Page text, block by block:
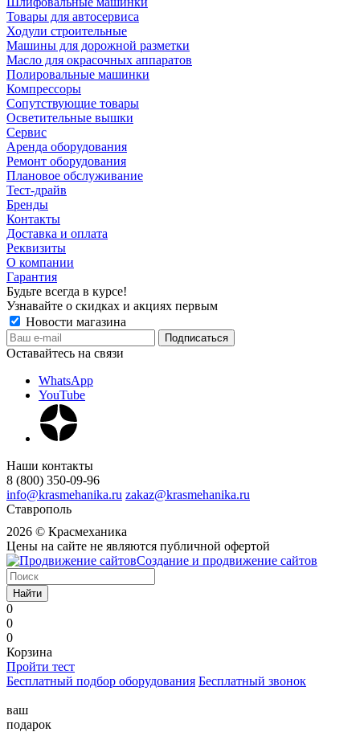
Товары для автосервиса
Ходули строительные
Машины для дорожной разметки
Масло для окрасочных аппаратов
Полировальные машинки
Компрессоры
Сопутствующие товары
Осветительные вышки
Сервис
Аренда оборудования
Ремонт оборудования
Плановое обслуживание
Тест-драйв
Бренды
Контакты
Доставка и оплата
Реквизиты
О компании
Гарантия
Будьте всегда в курсе!
Узнавайте о скидках и акциях первым
Новости магазина
Оставайтесь на связи
WhatsApp
YouTube
Наши контакты
8 (800) 350-09-96
info@krasmehanika.ru zakaz@krasmehanika.ru
Ставрополь
2026 © Красмеханика
Цены на сайте не являются публичной офертой
Создание и продвижение сайтов
Найти
0
0
0
Корзина
Пройти тест
Бесплатный подбор оборудования Бесплатный звонок
ваш
подарок